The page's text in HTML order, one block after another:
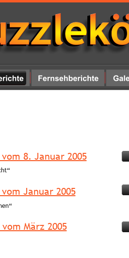
8. Januar 2005
Januar 2005
März 2005